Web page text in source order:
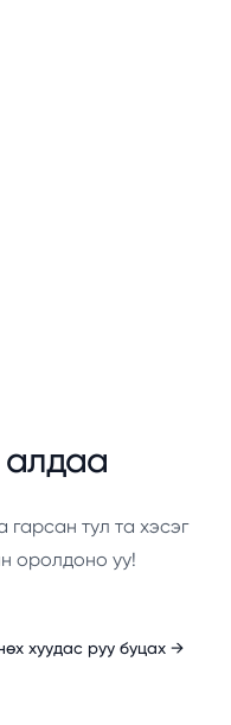
тул та хэсэг
оролдоно уу!
хуудас руу буцах →